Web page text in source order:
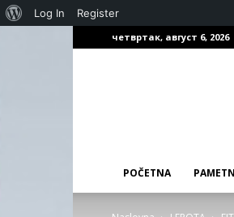
четвртак, август 6, 2026
POČETNA
Log In Register